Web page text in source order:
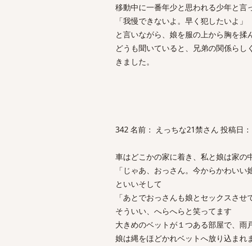
移動中に一番年少と思われる少年と言
「我慢できないよ。早く犯したいよ」
と言いながら、娘を服の上から胸を揉
どうも聞いていると、兄弟の関係ら
きました。
342 名前： えっちな21禁さん 投稿日
車はどこかの家に着き、私と娘は家の
「じゃあ、おっさん。今からかわいい
といいそして
「あとでおっさんも娘とセックスさせ
そういい、へらへらと笑ってます
大きめのベットが１つある部屋で、雨
娘は縄をほどかれベットへ放り込まれ